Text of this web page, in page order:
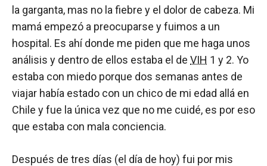
la garganta, mas no la fiebre y el dolor de cabeza. Mi
mamá empezó a preocuparse y fuimos a un
hospital. Es ahí donde me piden que me haga unos
análisis y dentro de ellos estaba el de VIH 1 y 2. Yo
estaba con miedo porque dos semanas antes de
viajar había estado con un chico de mi edad allá en
Chile y fue la única vez que no me cuidé, es por eso
que estaba con mala conciencia.
Después de tres días (el día de hoy) fui por mis